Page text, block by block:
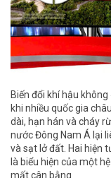
Biến đổi khí hậu
khi nhiều quốc gia
dài, hạn hán và cháy
nước Đông Nam Á lại
và sạt lở đất. Hai hiện
là biểu hiện của một
mất cân bằng.